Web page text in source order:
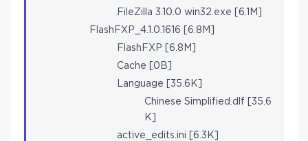
FileZilla 3.10.0 win32.exe [6.1M]
FlashFXP_4.1.0.1616 [6.8M]
FlashFXP [6.8M]
Cache [0B]
Language [35.6K]
Chinese Simplified.dlf [35.6
K]
active_edits.ini [6.3K]